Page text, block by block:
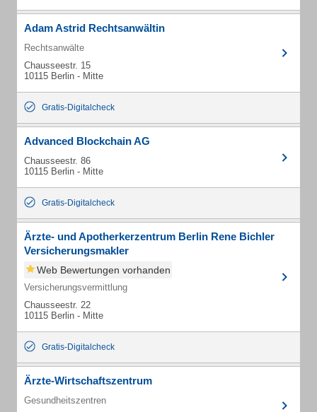
Adam Astrid Rechtsanwältin
Rechtsanwälte
Chausseestr. 15
10115 Berlin - Mitte
Gratis-Digitalcheck
Advanced Blockchain AG
Chausseestr. 86
10115 Berlin - Mitte
Gratis-Digitalcheck
Ärzte- und Apotherkerzentrum Berlin Rene Bichler
Versicherungsmakler
Web Bewertungen vorhanden
Versicherungsvermittlung
Chausseestr. 22
10115 Berlin - Mitte
Gratis-Digitalcheck
Ärzte-Wirtschaftszentrum
Gesundheitszentren